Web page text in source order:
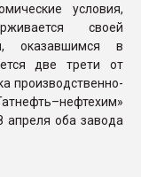
условия,
своей
оказавшимся в
две трети от
производственно-
апреля оба завода